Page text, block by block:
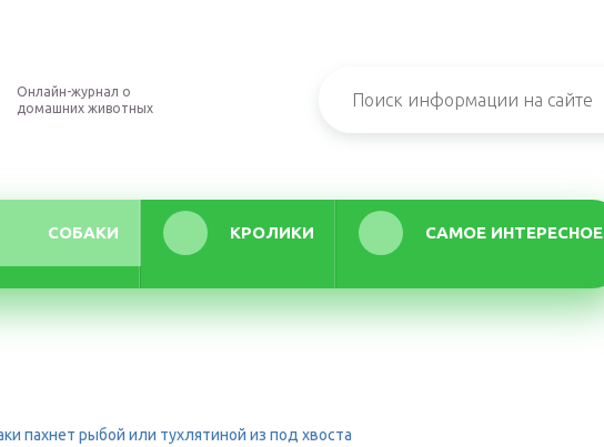
Онлайн-журнал о
домашних животных
СОБАКИ КРОЛИКИ САМОЕ ИНТЕРЕСНОЕ
пахнет рыбой или тухлятиной из под хвоста